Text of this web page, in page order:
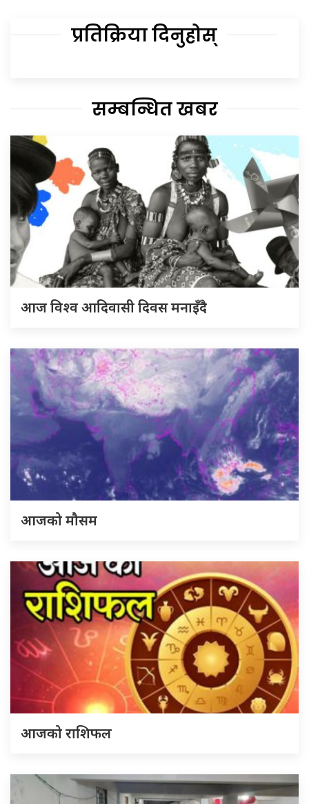
प्रतिक्रिया दिनुहोस्
सम्बन्धित खबर
आज विश्व आदिवासी दिवस मनाइँदै
आजको मौसम
आजको राशिफल